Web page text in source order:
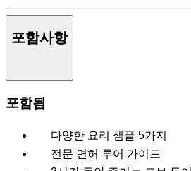
포함사항
포함됨
다양한 요리 샘플 5가지
전문 면허 투어 가이드